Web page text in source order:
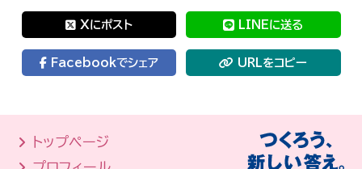
Xにポスト LINEに送る
Facebookでシェア URLをコピー
トップページ